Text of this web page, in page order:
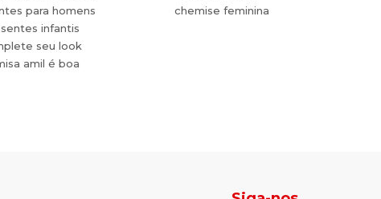
para homens
infantis
seu look
amil é boa
chemise feminina